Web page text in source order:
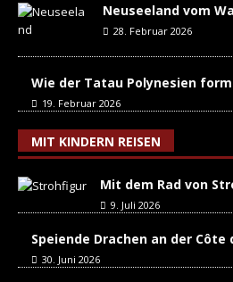
Neuseeland vom
28. Februar 2026
Wie der Tatau Polynesien
19. Februar 2026
MIT KINDERN REISEN
Mit dem Rad von
9. Juli 2026
Speiende Drachen an der Côte
30. Juni 2026